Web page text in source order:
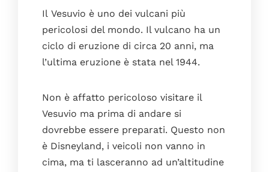
Il Vesuvio è uno dei vulcani più
pericolosi del mondo. Il vulcano ha un
ciclo di eruzione di circa 20 anni, ma
l’ultima eruzione è stata nel 1944.
Non è affatto pericoloso visitare il
Vesuvio ma prima di andare si
dovrebbe essere preparati. Questo non
è Disneyland, i veicoli non vanno in
cima, ma ti lasceranno ad un’altitudine